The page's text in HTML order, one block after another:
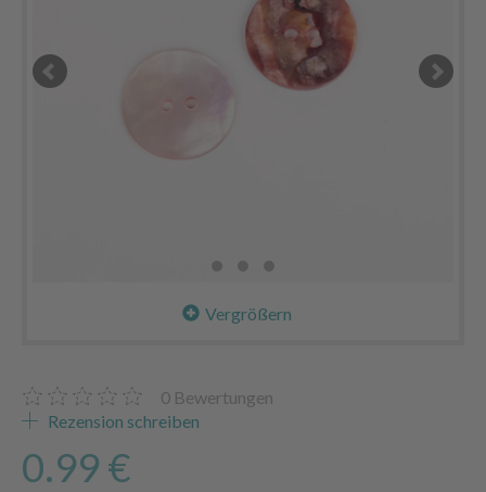
Vergrößern
0 Bewertungen
Rezension schreiben
0.99 €